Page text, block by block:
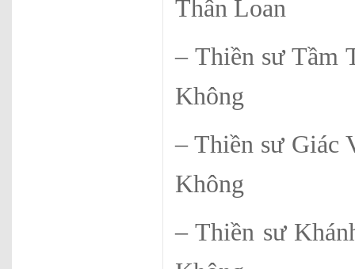
Thân Loan
– Thiền sư
Không
– Thiền sư
Không
– Thiền sư